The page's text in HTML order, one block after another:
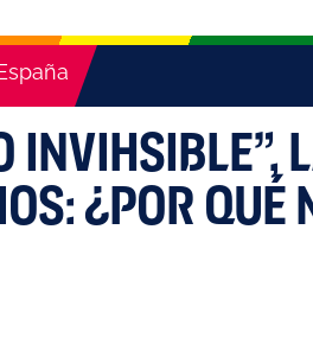
INVIHSIBLE”,
¿POR QUÉ